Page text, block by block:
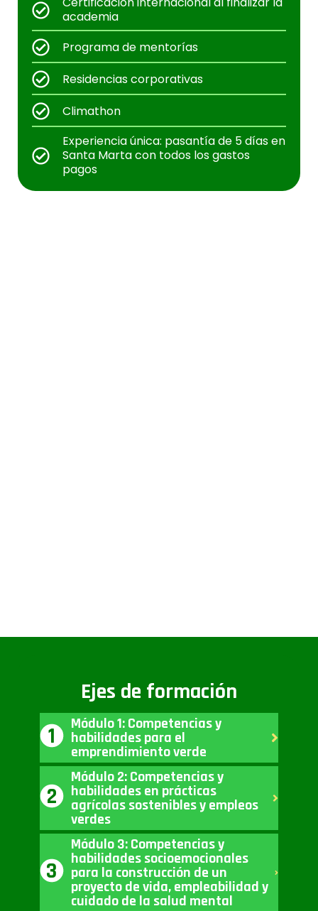
academia
Programa de mentorías
Residencias corporativas
Climathon
Experiencia única: pasantía de 5 días en
Santa Marta con todos los gastos
pagos
Ejes de formación
1
1 Módulo 1: Competencias y
habilidades para el
emprendimiento verde
2
Módulo 2: Competencias y
habilidades en prácticas
agrícolas sostenibles y empleos
verdes
3
Módulo 3: Competencias y
habilidades socioemocionales
para la construcción de un
proyecto de vida, empleabilidad y
cuidado de la salud mental